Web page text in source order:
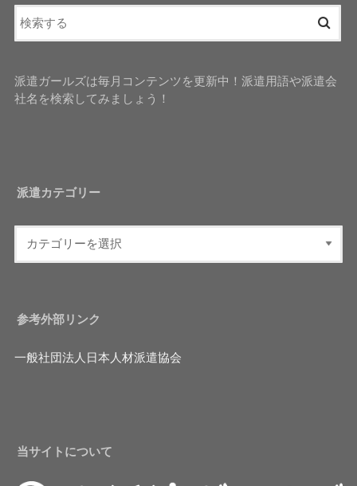
派遣ガールズは毎月コンテンツを更新中！派遣用語や派遣会
社名を検索してみましょう！
派遣カテゴリー
参考外部リンク
一般社団法人日本人材派遣協会
当サイトについて